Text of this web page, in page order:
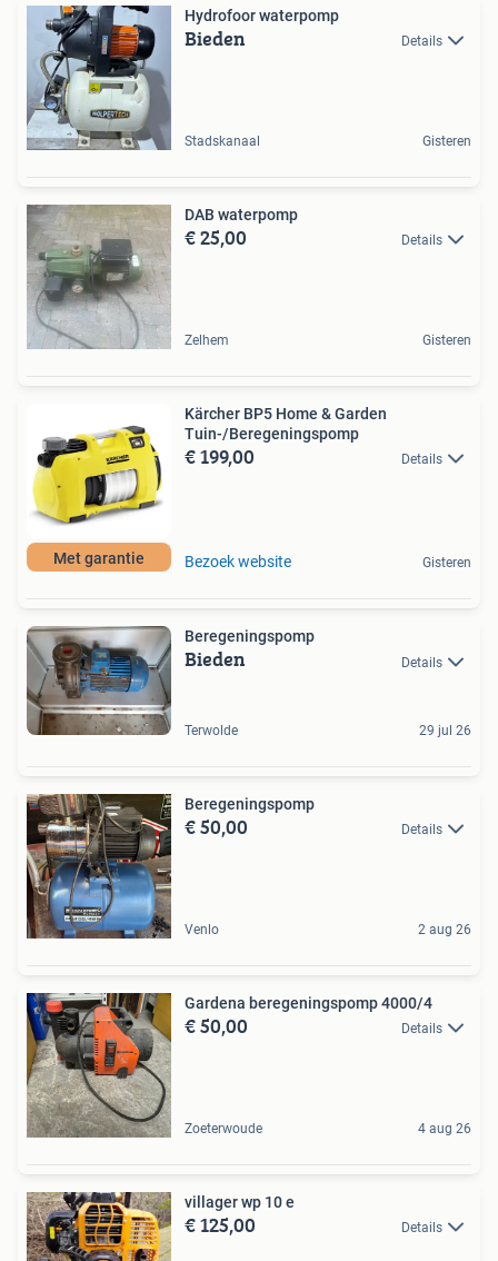
Hydrofoor waterpomp
Bieden Details
Stadskanaal Gisteren
DAB waterpomp
€ 25,00 Details
Zelhem Gisteren
Met garantie
Kärcher BP5 Home & Garden
Tuin-/Beregeningspomp
€ 199,00 Details
Bezoek website Gisteren
Beregeningspomp
Bieden Details
Terwolde 29 jul 26
Beregeningspomp
€ 50,00 Details
Venlo 2 aug 26
Gardena beregeningspomp 4000/4
€ 50,00 Details
Zoeterwoude 4 aug 26
villager wp 10 e
€ 125,00 Details